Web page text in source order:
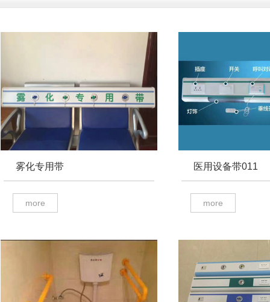
雾化专用带
more
医用设备带011
more